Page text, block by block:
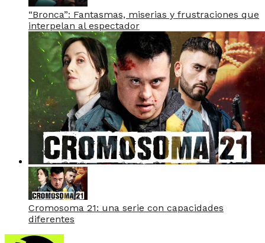
“Bronca”: Fantasmas, miserias y frustraciones que
interpelan al espectador
Cromosoma 21: una serie con capacidades
diferentes